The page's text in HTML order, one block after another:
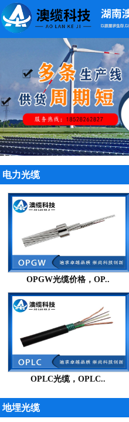
电力光缆
OPGW光缆价格，OP..
OPLC光缆，OPLC..
地埋光缆